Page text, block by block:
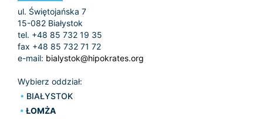
ul. Świętojańska 7
15-082 Białystok
tel. +48 85 732 19 35
fax +48 85 732 71 72
e-mail: bialystok@hipokrates.org
Wybierz oddział:
BIAŁYSTOK
ŁOMŻA